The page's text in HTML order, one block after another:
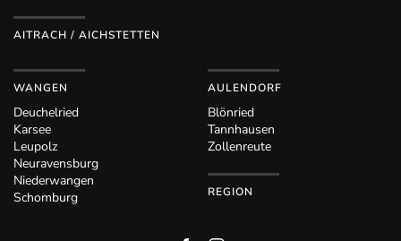
AITRACH / AICHSTETTEN
WANGEN
Deuchelried
Karsee
Leupolz
Neuravensburg
Niederwangen
Schomburg
AULENDORF
Blönried
Tannhausen
Zollenreute
REGION